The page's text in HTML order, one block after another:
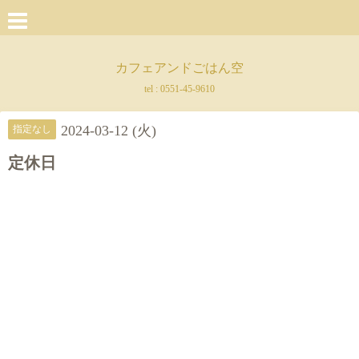
カフェアンドごはん空
tel : 0551-45-9610
指定なし 2024-03-12 (火)
定休日